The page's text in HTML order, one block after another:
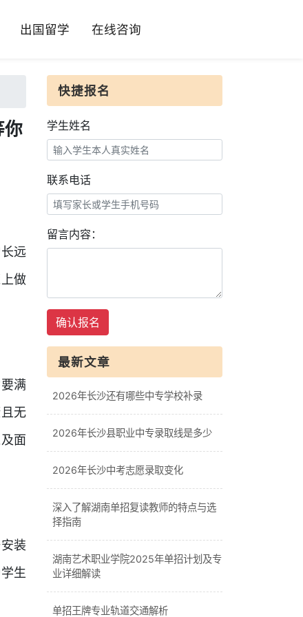
出国留学 在线咨询
你
远
做
满
无
面
装
生
快捷报名
学生姓名
联系电话
留言内容：
确认报名
最新文章
2026年长沙还有哪些中专学校补录
2026年长沙县职业中专录取线是多少
2026年长沙中考志愿录取变化
深入了解湖南单招复读教师的特点与选
择指南
湖南艺术职业学院2025年单招计划及专
业详细解读
单招王牌专业轨道交通解析